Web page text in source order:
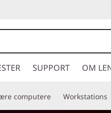
SUPPORT OM
computere Workstations